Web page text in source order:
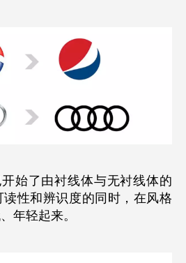
始了由衬线体与无衬线体的
性和辨识度的同时，在风格
年轻起来。